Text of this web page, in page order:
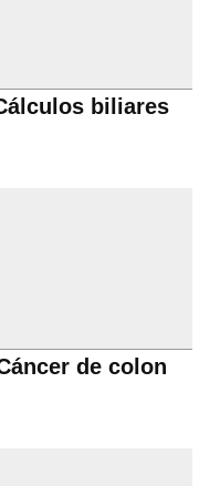
biliares
de colon